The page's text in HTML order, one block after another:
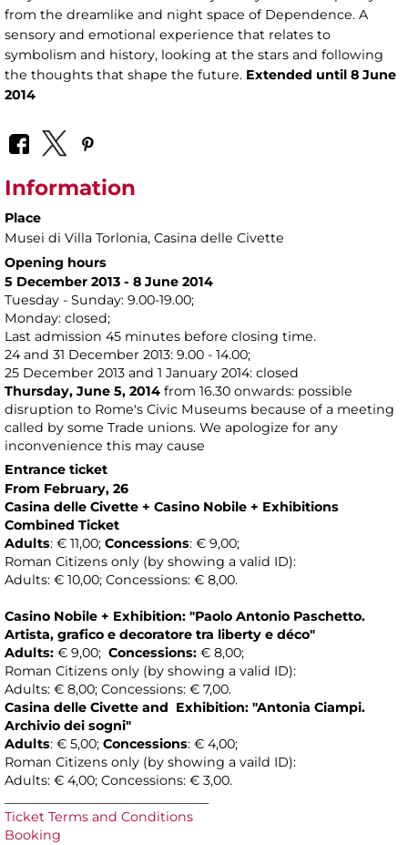
from the dreamlike and night space of Dependence. A
sensory and emotional experience that relates to
symbolism and history, looking at the stars and following
the thoughts that shape the future. Extended until 8 June
2014
Information
Place
Musei di Villa Torlonia, Casina delle Civette
Opening hours
5 December 2013 - 8 June 2014
Tuesday - Sunday: 9.00-19.00;
Monday: closed;
Last admission 45 minutes before closing time.
24 and 31 December 2013: 9.00 - 14.00;
25 December 2013 and 1 January 2014: closed
Thursday, June 5, 2014 from 16.30 onwards: possible
disruption to Rome's Civic Museums because of a meeting
called by some Trade unions. We apologize for any
inconvenience this may cause
Entrance ticket
From February, 26
Casina delle Civette + Casino Nobile + Exhibitions
Combined Ticket
Adults: € 11,00; Concessions: € 9,00;
Roman Citizens only (by showing a valid ID):
Adults: € 10,00; Concessions: € 8,00.
Casino Nobile + Exhibition: "Paolo Antonio Paschetto.
Artista, grafico e decoratore tra liberty e déco"
Adults: € 9,00; Concessions: € 8,00;
Roman Citizens only (by showing a valid ID):
Adults: € 8,00; Concessions: € 7,00.
Casina delle Civette and Exhibition: "Antonia Ciampi.
Archivio dei sogni"
Adults: € 5,00; Concessions: € 4,00;
Roman Citizens only (by showing a vaild ID):
Adults: € 4,00; Concessions: € 3,00.
Ticket Terms and Conditions
Booking